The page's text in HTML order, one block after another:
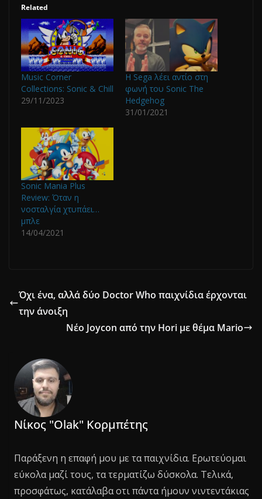
Related
Music Corner
Collections: Sonic & Chill
29/11/2023
Η Sega λέει αντίο στη
φωνή του Sonic The
Hedgehog
31/01/2021
Sonic Mania Plus
Review: Όταν η
νοσταλγία χτυπάει…
μπλε
14/04/2021
Όχι ένα, αλλά δύο Doctor Who παιχνίδια έρχονται
την άνοιξη
Νέο Joycon από την Hori με θέμα Mario
Νίκος "Olak" Κορμπέτης
Παράξενη η επαφή μου με τα παιχνίδια. Ερωτεύομαι
εύκολα μαζί τους, τα τερματίζω δύσκολα. Τελικά,
προσφάτως, κατάλαβα οτι πάντα ήμουν νιντεντάκιας